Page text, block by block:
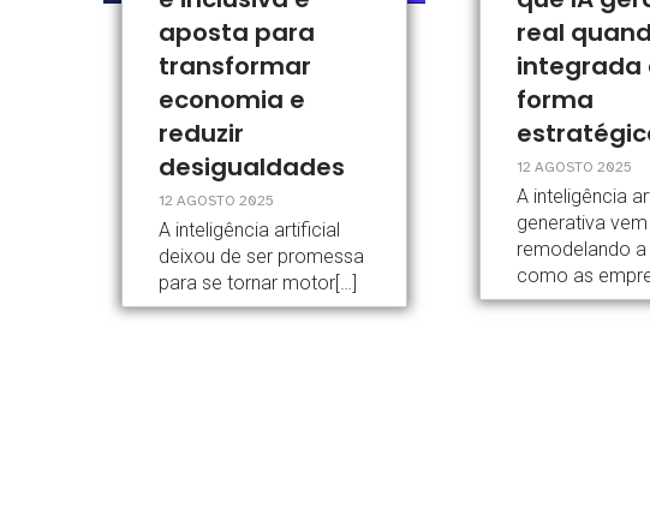
aposta para
transformar
economia e
reduzir
desigualdades
12 AGOSTO 2025
A inteligência artificial
deixou de ser promessa
para se tornar motor[…]
real
integrada
forma
12 AGOSTO 2025
A inteligência
generativa vem
remodelando
como as